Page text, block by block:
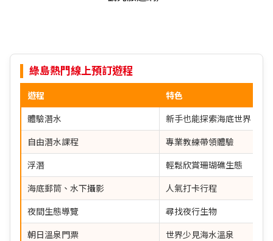
綠島熱門線上預訂遊程
遊程 特色
體驗潛水 新手也能探索海底世界
自由潛水課程 專業教練帶領體驗
浮潛 輕鬆欣賞珊瑚礁生態
海底郵筒、水下攝影 人氣打卡行程
夜間生態導覽 尋找夜行生物
朝日溫泉門票 世界少見海水溫泉